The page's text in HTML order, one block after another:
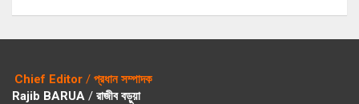
Chief Editor / প্রধান সম্পাদক
Rajib BARUA / রাজীব বড়ুয়া